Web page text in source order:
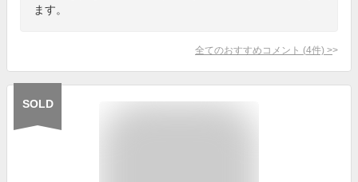
ます。
全てのおすすめコメント (4件) >
SOLD